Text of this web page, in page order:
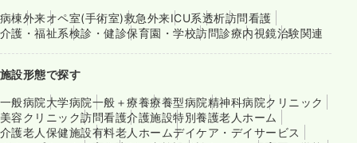
病棟外来オペ室(手術室)救急外来ICU系透析訪問看護
介護・福祉系検診・健診保育園・学校訪問診療内視鏡治験関連
施設形態で探す
一般病院大学病院一般＋療養療養型病院精神科病院クリニック
美容クリニック訪問看護介護施設特別養護老人ホーム
介護老人保健施設有料老人ホームデイケア・デイサービス